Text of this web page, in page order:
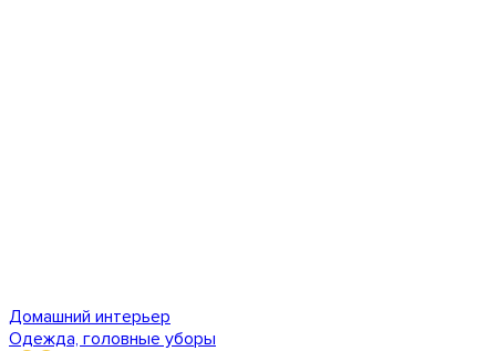
Домашний интерьер
Одежда, головные уборы